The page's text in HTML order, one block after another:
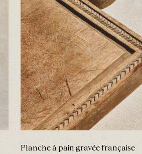
Planche à pain gravée française